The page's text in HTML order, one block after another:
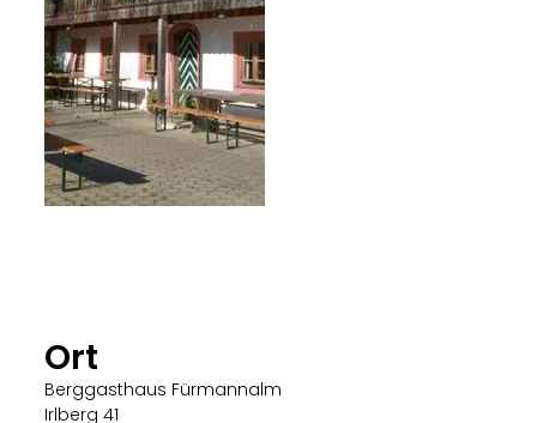
Ort
Berggasthaus Fürmannalm
Irlberg 41